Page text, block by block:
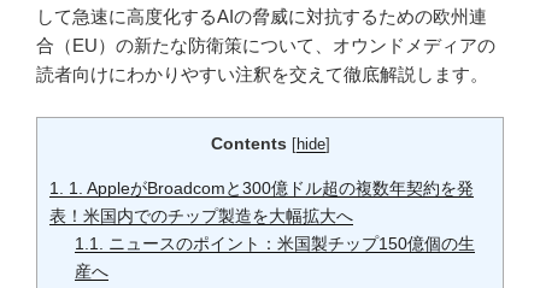
して急速に高度化するAIの脅威に対抗するための欧州連
合（EU）の新たな防衛策について、オウンドメディアの
読者向けにわかりやすい注釈を交えて徹底解説します。
Contents [hide]
1.
1. AppleがBroadcomと300億ドル超の複数年契約を発
表！米国内でのチップ製造を大幅拡大へ
1.1.
ニュースのポイント：米国製チップ150億個の生
産へ